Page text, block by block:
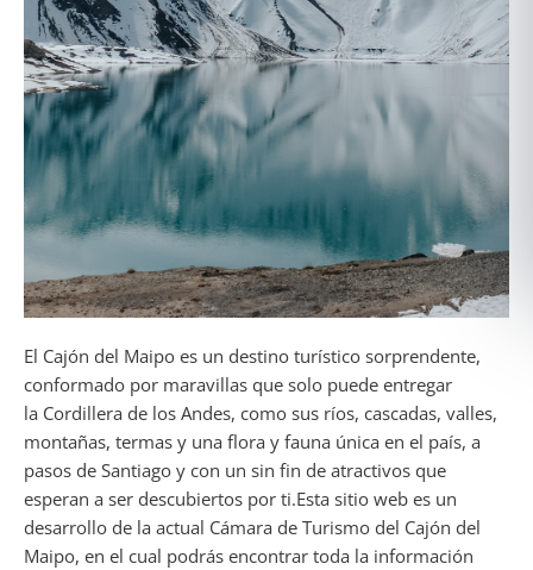
El Cajón del Maipo es un destino turístico sorprendente,
conformado por maravillas que solo puede entregar
la Cordillera de los Andes, como sus ríos, cascadas, valles,
montañas, termas y una flora y fauna única en el país, a
pasos de Santiago y con un sin fin de atractivos que
esperan a ser descubiertos por ti.Esta sitio web es un
desarrollo de la actual Cámara de Turismo del Cajón del
Maipo, en el cual podrás encontrar toda la información